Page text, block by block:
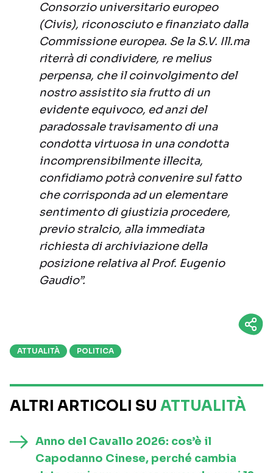
Consorzio universitario europeo
(Civis), riconosciuto e finanziato dalla
Commissione europea. Se la S.V. Ill.ma
riterrà di condividere, re melius
perpensa, che il coinvolgimento del
nostro assistito sia frutto di un
evidente equivoco, ed anzi del
paradossale travisamento di una
condotta virtuosa in una condotta
incomprensibilmente illecita,
confidiamo potrà convenire sul fatto
che corrisponda ad un elementare
sentimento di giustizia procedere,
previo stralcio, alla immediata
richiesta di archiviazione della
posizione relativa al Prof. Eugenio
Gaudio”.
ATTUALITÀ POLITICA
ALTRI ARTICOLI SU ATTUALITÀ
Anno del Cavallo 2026: cos’è il
Capodanno Cinese, perché cambia